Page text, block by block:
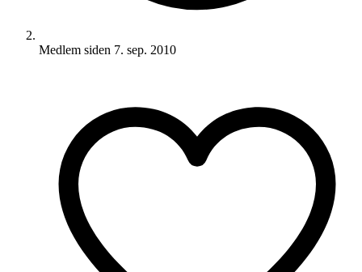
Medlem siden 7. sep. 2010